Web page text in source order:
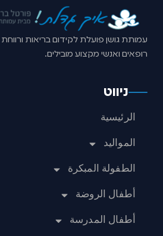
עמותת גושן פועלת לקידום בריאות ורווחת
רופאים ואנשי מקצוע מובילים.
ניווט
الرئيسية
المواليد
الطفولة المبكرة
أطفال الروضة
أطفال المدرسة